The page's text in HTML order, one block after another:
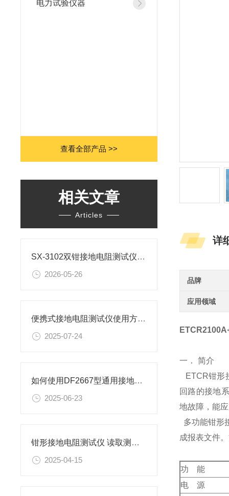
电力试验仪器
查看全部产品 >>
相关文章
Articles
SX-3102双钳接地电阻测试仪的测量原理及使用方法
2026-05-26
便携式接地电阻测试仪使用方法有哪些？
2025-07-24
如何使用DF2667型通用接地电阻测试仪进行测试
2025-06-23
钳形接地电阻测试仪 读取测量结果方法
2025-04-15
详
品牌
应用领域
一． 简介
ETCR钳形
回路的接地
地故障，能
多功能钳形
成报表文件
功 能
电 源